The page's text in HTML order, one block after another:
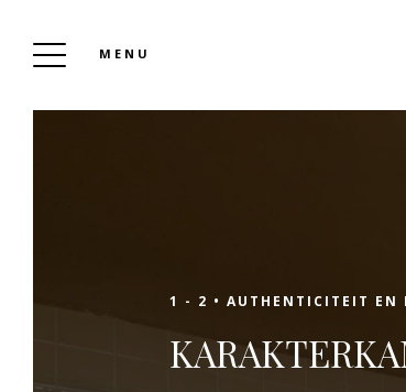
MENU
Reserveren
1 - 2 •AUTHENTICITEIT EN